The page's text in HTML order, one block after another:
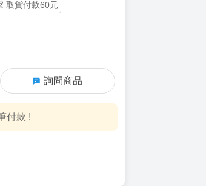
取貨付款60元
詢問商品
付款 !